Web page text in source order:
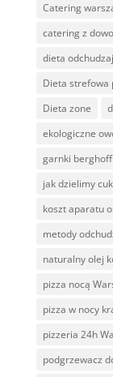
Catering
catering z
dieta
Dieta strefowa
Dieta zone
ekologiczne
garnki
jak dzielimy
koszt aparatu
metody
naturalny olej
pizza nocą
pizza w nocy
pizzeria 24h
podgrzewacz